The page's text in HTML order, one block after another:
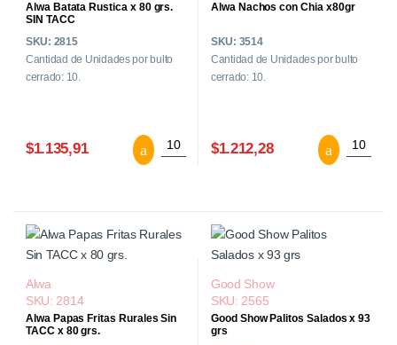
Alwa Batata Rustica x 80 grs.
SIN TACC
SKU: 2815
Cantidad de Unidades por bulto
cerrado: 10.
$1.135,91 Alwa Batata Rustica x 80 grs. SIN TACC
Alwa Nachos con Chia x80gr
SKU: 3514
Cantidad de Unidades por bulto
cerrado: 10.
$1.212,28 Alwa
Alwa
SKU: 2814
Alwa Papas Fritas Rurales Sin
TACC x 80 grs.
Good Show
SKU: 2565
Good Show Palitos Salados x 93
grs